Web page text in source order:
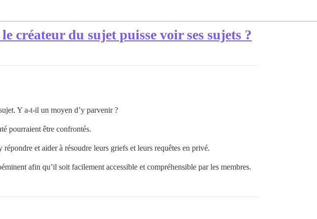
créateur du sujet puisse voir ses sujets ?
Y a-t-il un moyen d’y parvenir ?
pourraient être confrontés.
et aider à résoudre leurs griefs et leurs requêtes en privé.
afin qu’il soit facilement accessible et compréhensible par les membres.